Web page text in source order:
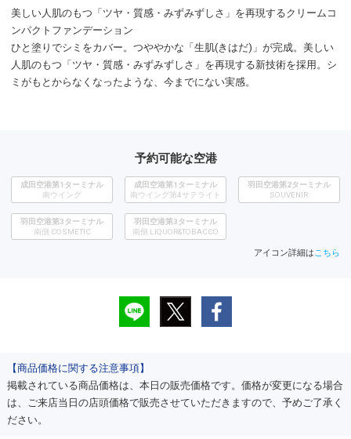
美しい人肌のもつ「ツヤ・質感・みずみずしさ」を再現するクリームコ
ンパクトファンデーション
ひと塗りでシミをカバー。つややかな「生肌(きはだ)」が完成。美しい
人肌のもつ「ツヤ・質感・みずみずしさ」を再現する新技術を採用。シ
ミがもとからなくなったような、今までにない実感。
予約可能な空港
成田空港第1ターミナル
南ウイング
成田空港第1ターミナル
南ウイング第4サテライト
羽田空港第2ターミナル
SOUVENIR
羽田空港第3ターミナル
南側 COSMETIC
羽田空港第3ターミナル
南側 LIQUOR&TOBACCO
アイコン詳細はこちら
【商品価格に関する注意事項】
掲載されている商品価格は、本日の販売価格です。価格が変更になる場合
は、ご来店当日の店頭価格で販売させていただきますので、予めご了承く
ださい。